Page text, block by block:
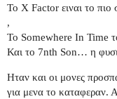
To Χ Factor ειναι το
,
Το Somewhere In Time
Και το 7nth Son… η
Ηταν και οι μονες
για μενα το καταφεραν.